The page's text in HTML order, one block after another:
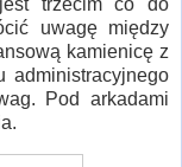
uwagę między
kamienicę z
administracyjnego
Pod arkadami